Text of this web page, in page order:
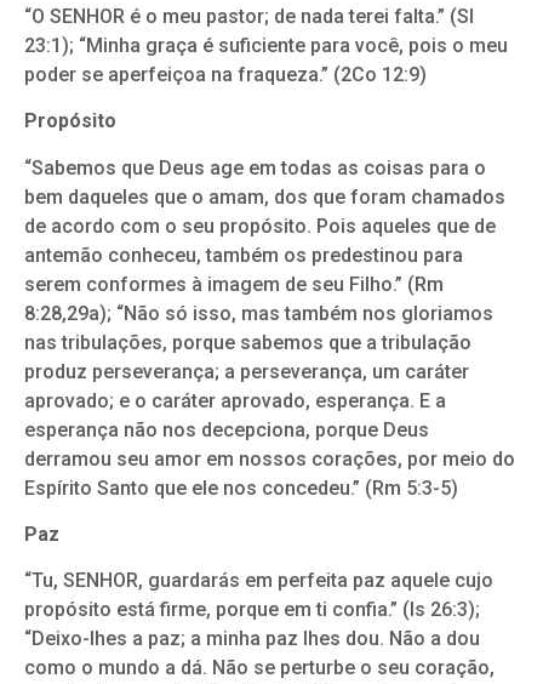
“O SENHOR é o meu pastor; de nada terei falta.” (Sl
23:1); “Minha graça é suficiente para você, pois o meu
poder se aperfeiçoa na fraqueza.” (2Co 12:9)
Propósito
“Sabemos que Deus age em todas as coisas para o
bem daqueles que o amam, dos que foram chamados
de acordo com o seu propósito. Pois aqueles que de
antemão conheceu, também os predestinou para
serem conformes à imagem de seu Filho.” (Rm
8:28,29a); “Não só isso, mas também nos gloriamos
nas tribulações, porque sabemos que a tribulação
produz perseverança; a perseverança, um caráter
aprovado; e o caráter aprovado, esperança. E a
esperança não nos decepciona, porque Deus
derramou seu amor em nossos corações, por meio do
Espírito Santo que ele nos concedeu.” (Rm 5:3-5)
Paz
“Tu, SENHOR, guardarás em perfeita paz aquele cujo
propósito está firme, porque em ti confia.” (Is 26:3);
“Deixo-lhes a paz; a minha paz lhes dou. Não a dou
como o mundo a dá. Não se perturbe o seu coração,